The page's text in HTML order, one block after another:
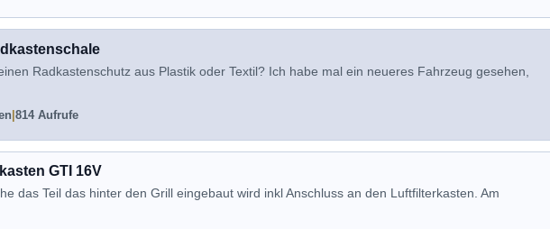
Radkastenschutz aus Plastik oder Textil? Ich habe mal ein neueres Fahrzeug gesehen,
814 Aufrufe
GTI 16V
das Teil das hinter den Grill eingebaut wird inkl Anschluss an den Luftfilterkasten. Am